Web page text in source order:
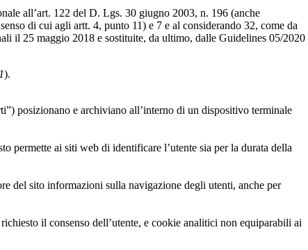
all’art. 122 del D. Lgs. 30 giugno 2003, n. 196 (anche
di cui agli artt. 4, punto 11) e 7 e al considerando 32, come da
il 25 maggio 2018 e sostituite, da ultimo, dalle Guidelines 05/2020
).
posizionano e archiviano all’interno di un dispositivo terminale
permette ai siti web di identificare l’utente sia per la durata della
del sito informazioni sulla navigazione degli utenti, anche per
il consenso dell’utente, e cookie analitici non equiparabili ai